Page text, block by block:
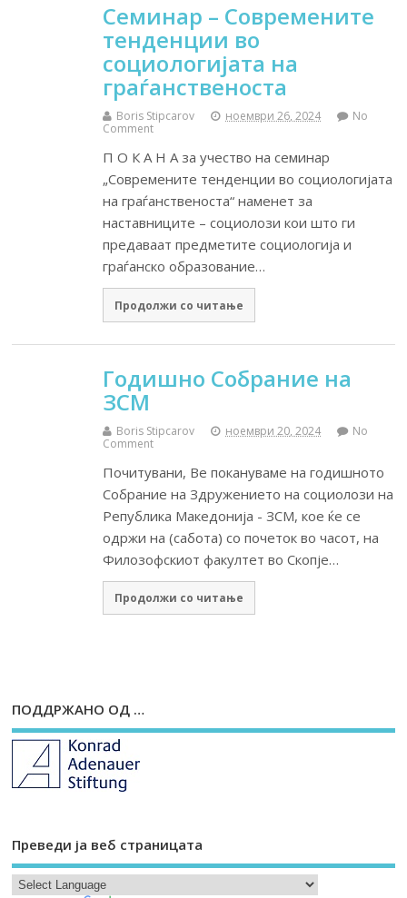
Семинар – Современите
тенденции во
социологијата на
граѓанственоста
Boris Stipcarov ноември 26, 2024
No
Comment
П О К А Н А за учество на семинар
„Современите тенденции во социологијата
на граѓанственоста“ наменет за
наставниците – социолози кои што ги
предаваат предметите социологија и
граѓанско образование…
Продолжи со читање
Годишно Собрание на
ЗСМ
Boris Stipcarov ноември 20, 2024
No
Comment
Почитувани, Ве покануваме на годишното
Собрание на Здружението на социолози на
Република Македонија - ЗСМ, кое ќе се
одржи на (сабота) со почеток во часот, на
Филозофскиот факултет во Скопје…
Продолжи со читање
ПОДДРЖАНО ОД …
Преведи ја веб страницата